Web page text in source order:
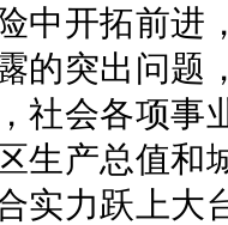
中开拓前进
的突出问题
社会各项
生产总值和
实力跃上大